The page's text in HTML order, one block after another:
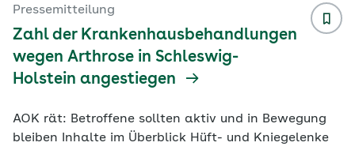
Kooperation Impulse für eine gesunde Ernährung im
Alltag. Besonders jetzt zum Start ins neue Schuljahr
Pressemitteilung
Zahl der Krankenhausbehandlungen
wegen Arthrose in Schleswig-
Holstein angestiegen
AOK rät: Betroffene sollten aktiv und in Bewegung
bleiben Inhalte im Überblick Hüft- und Kniegelenke